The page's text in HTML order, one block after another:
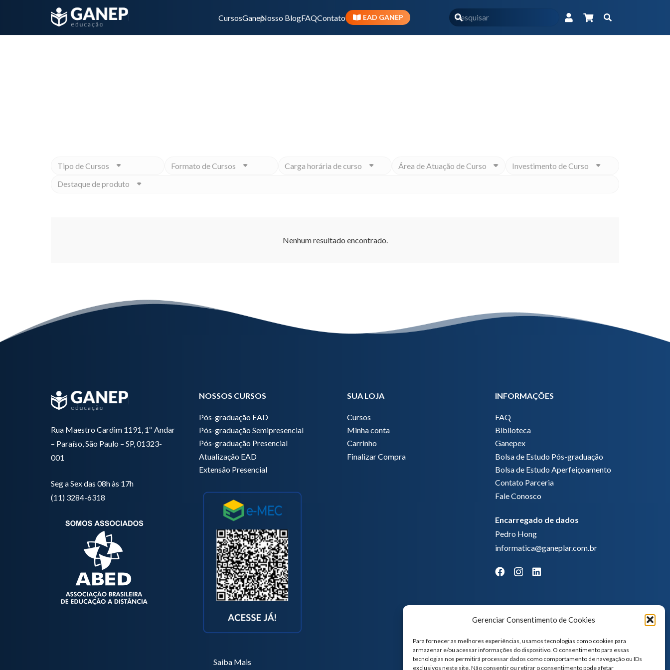
Gerenciar Consentimento de Cookies
Para fornecer as melhores experiências, usamos tecnologias como cookies para
armazenar e/ou acessar informações do dispositivo. O consentimento para essas
tecnologias nos permitirá processar dados como comportamento de navegação ou IDs
exclusivos neste site. Não consentir ou retirar o consentimento pode afetar
CursosGanepNosso BlogFAQContato EAD GANEP
Tipo de Cursos Formato de Cursos Carga horária de curso Área de Atuação de Curso
Investimento de Curso
Destaque de produto
Nenhum resultado encontrado.
Rua Maestro Cardim 1191, 1º Andar
– Paraíso, São Paulo – SP, 01323-
001
Seg a Sex das 08h às 17h
(11) 3284-6318
NOSSOS CURSOS
Pós-graduação EAD
Pós-graduação Semipresencial
Pós-graduação Presencial
Atualização EAD
Extensão Presencial
Saiba Mais
SUA LOJA
Cursos
Minha conta
Carrinho
Finalizar Compra
INFORMAÇÕES
FAQ
Biblioteca
Ganepex
Bolsa de Estudo Pós-graduação
Bolsa de Estudo Aperfeiçoamento
Contato Parceria
Fale Conosco
Encarregado de dados
Pedro Hong
informatica@ganeplar.com.br